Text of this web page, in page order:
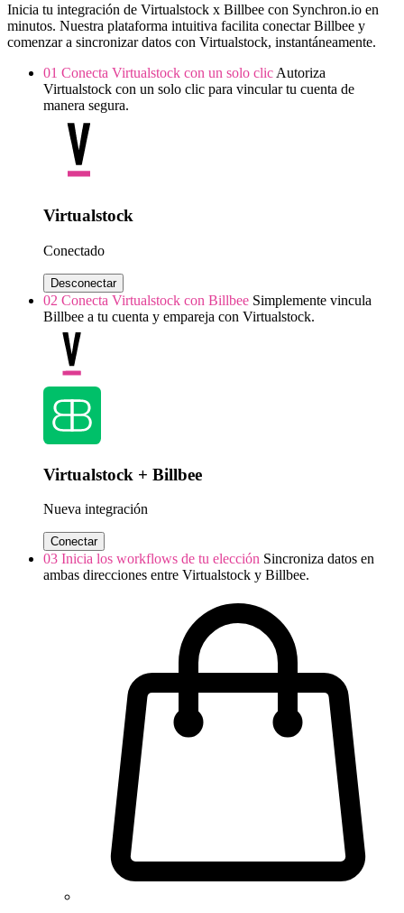
Inicia tu integración de Virtualstock x Billbee con Synchron.io en
minutos. Nuestra plataforma intuitiva facilita conectar Billbee y
comenzar a sincronizar datos con Virtualstock, instantáneamente.
01 Conecta Virtualstock con un solo clic Autoriza
Virtualstock con un solo clic para vincular tu cuenta de
manera segura.
Virtualstock
Conectado
Desconectar
02 Conecta Virtualstock con Billbee Simplemente vincula
Billbee a tu cuenta y empareja con Virtualstock.
Virtualstock + Billbee
Nueva integración
Conectar
03 Inicia los workflows de tu elección Sincroniza datos en
ambas direcciones entre Virtualstock y Billbee.